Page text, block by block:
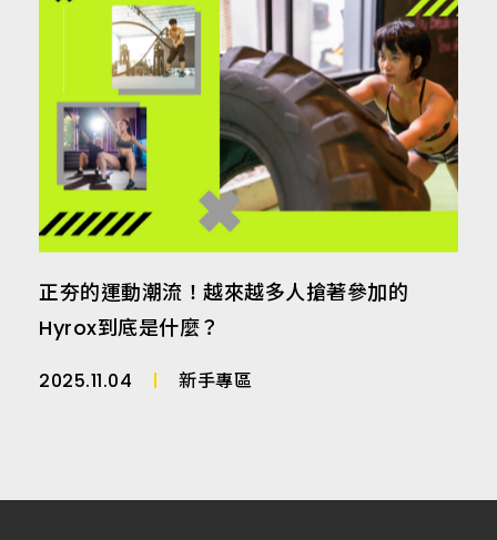
正夯的運動潮流！越來越多人搶著參加的
Hyrox到底是什麼？
2025.11.04 新手專區